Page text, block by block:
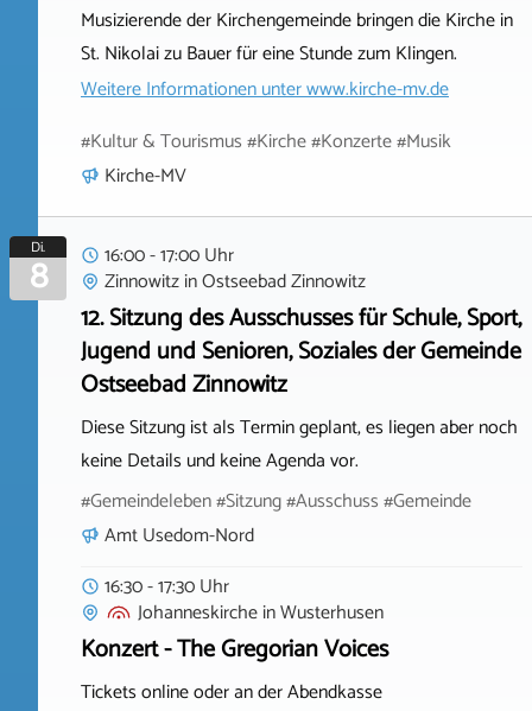
Musizierende der Kirchengemeinde bringen die Kirche in
St. Nikolai zu Bauer für eine Stunde zum Klingen.
Weitere Informationen unterwww.kirche-mv.de
#Kultur & Tourismus #Kirche #Konzerte #Musik
Kirche-MV
Di.
8
16:00 - 17:00 Uhr
ZinnowitzinOstseebad Zinnowitz
12. Sitzung des Ausschusses für Schule, Sport,
Jugend und Senioren, Soziales der Gemeinde
Ostseebad Zinnowitz
Diese Sitzung ist als Termin geplant, es liegen aber noch
keine Details und keine Agenda vor.
#Gemeindeleben #Sitzung #Ausschuss #Gemeinde
Amt Usedom-Nord
16:30 - 17:30 Uhr
JohanneskircheinWusterhusen
Konzert - The Gregorian Voices
Tickets online oder an der Abendkasse